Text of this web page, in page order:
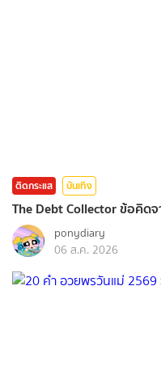
ติดกระแส บันเทิง
The Debt Collector ข้อคิด
ponydiary
06 ส.ค. 2026